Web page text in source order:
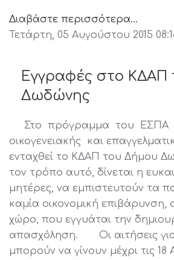
Διαβάστε περισσότερα...
Τετάρτη, 05 Αυγούστου 2015
Εγγραφές στο ΚΔΑΠ
Δωδώνης
Στο πρόγραμμα του ΕΣΠΑ
οικογενειακής και
ενταχθεί το ΚΔΑΠ του
τον τρόπο αυτό, δίνεται η
μητέρες, να εμπιστευτούν τα
καμία οικονομική επιβάρυνση,
χώρο, που εγγυάται την
απασχόληση. Οι αιτήσεις
μπορούν να γίνουν μέχρι τις